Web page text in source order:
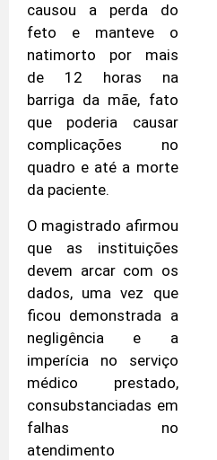
causou a perda do
feto e manteve o
natimorto por mais
de 12 horas na
barriga da mãe, fato
que poderia causar
complicações no
quadro e até a morte
da paciente.
O magistrado afirmou
que as instituições
devem arcar com os
dados, uma vez que
ficou demonstrada a
negligência e a
imperícia no serviço
médico prestado,
consubstanciadas em
falhas no
atendimento